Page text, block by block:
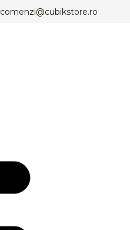
comenzi@cubikstore.ro